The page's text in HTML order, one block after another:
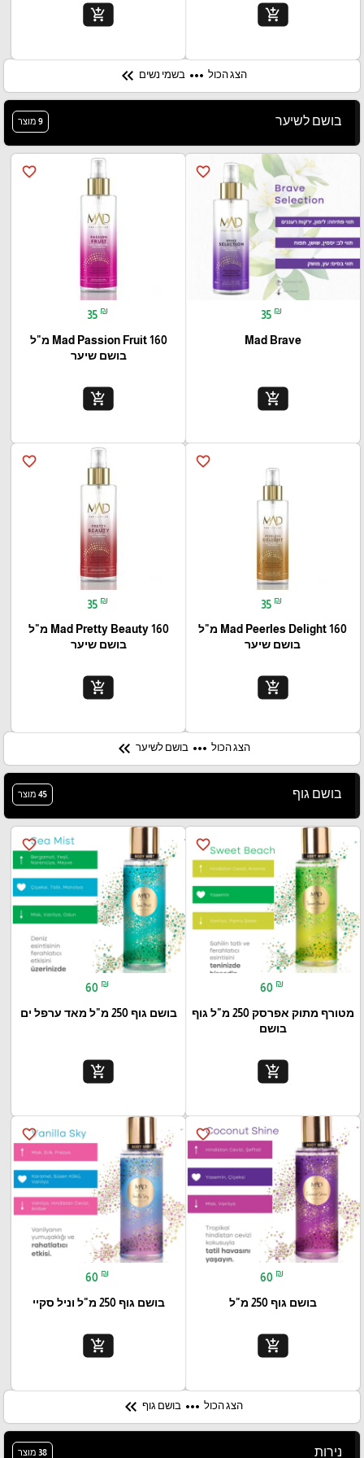
add_shopping_cart
add_shopping_cart
הצג הכול more_horiz בשמי נשים keyboard_double_arrow_left
בושם לשיער 9 מוצר
favorite_border
35 ₪
Mad Brave
add_shopping_cart
favorite_border
35 ₪
Mad Passion Fruit 160 מ"ל
בושם שיער
add_shopping_cart
favorite_border
35 ₪
Mad Peerles Delight 160 מ"ל
בושם שיער
add_shopping_cart
favorite_border
35 ₪
Mad Pretty Beauty 160 מ"ל
בושם שיער
add_shopping_cart
הצג הכול more_horiz בושם לשיער keyboard_double_arrow_left
בושם גוף 45 מוצר
favorite_border
60 ₪
מטורף מתוק אפרסק 250 מ"ל גוף
בושם
add_shopping_cart
favorite_border
60 ₪
בושם גוף 250 מ"ל מאד ערפל ים
add_shopping_cart
favorite_border
60 ₪
בושם גוף 250 מ"ל
add_shopping_cart
favorite_border
60 ₪
בושם גוף 250 מ"ל וניל סקיי
add_shopping_cart
הצג הכול more_horiz בושם גוף keyboard_double_arrow_left
נירות 38 מוצר